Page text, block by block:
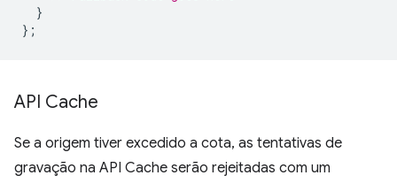
}
};
API Cache
Se a origem tiver excedido a cota, as tentativas de
gravação na API Cache serão rejeitadas com um